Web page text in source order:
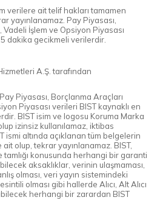
verilere ait telif hakları tamamen
yayınlanamaz. Pay Piyasası,
İşlem ve Opsiyon Piyasası
dakika gecikmeli verilerdir.
A.Ş. tarafından
Piyasası, Borçlanma Araçları
Piyasası verileri BIST kaynaklı en
BIST isim ve logosu Koruma Marka
izinsiz kullanılamaz, iktibas
ismi altında açıklanan tüm belgelerin
olup, tekrar yayınlanamaz. BIST,
tamlığı konusunda herhangi bir garanti
aksaklıklar, verinin ulaşmaması,
olması, veri yayın sistemindeki
olması gibi hallerde Alıcı, Alt Alıcı
herhangi bir zarardan BIST